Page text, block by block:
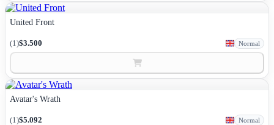
United Front
(1)$3.500 Normal
Avatar's Wrath
(1)$5.092 Normal